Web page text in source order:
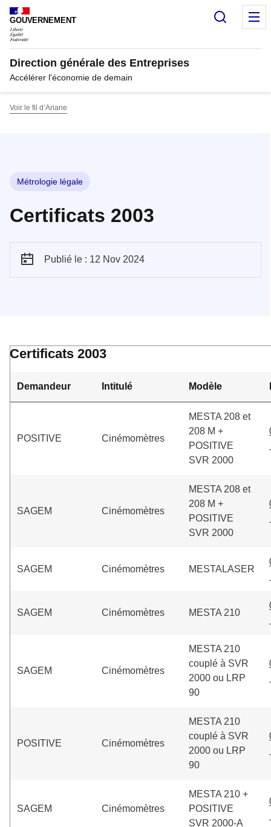
Panneau de gestion des cookies
GOUVERNEMENT
Direction générale des Entreprises
Accélérer l'économie de demain
Voir le fil d’Ariane
Métrologie légale
Certificats 2003
Publié le : 12 Nov 2024
Certificats 2003
Demandeur Intitulé Modèle
POSITIVE Cinémomètres
MESTA 208 et
208 M +
POSITIVE
SVR 2000
SAGEM Cinémomètres
MESTA 208 et
208 M +
POSITIVE
SVR 2000
SAGEM Cinémomètres MESTALASER
SAGEM Cinémomètres MESTA 210
SAGEM Cinémomètres
MESTA 210
couplé à SVR
2000 ou LRP
90
POSITIVE Cinémomètres
MESTA 210
couplé à SVR
2000 ou LRP
90
SAGEM Cinémomètres
MESTA 210 +
POSITIVE
SVR 2000-A